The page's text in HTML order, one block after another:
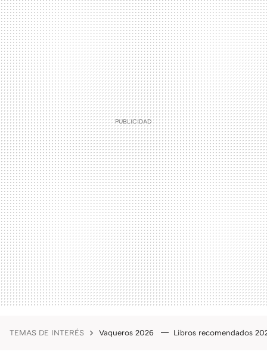
TEMAS DE INTERÉS Vaqueros 2026 Libros recomendados